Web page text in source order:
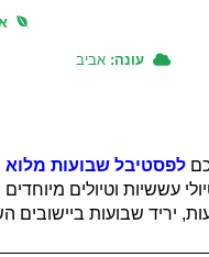
עונה: אביב
לפסטיבל שבועות
יריד שבועות ביישובים